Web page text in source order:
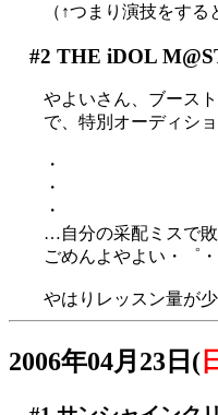
（↑つまり演技をす
#2 THE iDOL
やよいさん、ブース
で、特別オーディシ
・
・
・
…自分の采配ミスで
ごめんよやよい・゜
やはりレッスン量が
2006年04月23日(